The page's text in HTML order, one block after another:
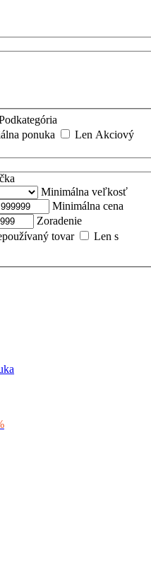
ponuka
Len Akciový
Minimálna veľkosť
Minimálna cena
Zoradenie
tovar
Len s